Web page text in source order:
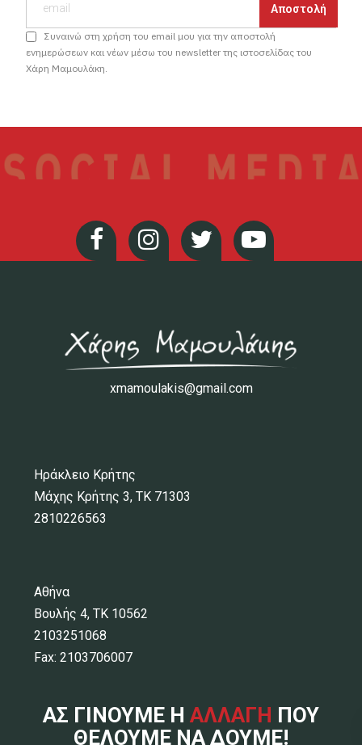
Συναινώ στη χρήση του email μου για την αποστολή
ενημερώσεων και νέων μέσω του newsletter της ιστοσελίδας του
Χάρη Μαμουλάκη.
xmamoulakis@gmail.com
Ηράκλειο Κρήτης
Μάχης Κρήτης 3, ΤΚ 71303
2810226563
Αθήνα
Βουλής 4, ΤΚ 10562
2103251068
Fax: 2103706007
ΑΣ ΓΙΝΟΥΜΕ Η ΑΛΛΑΓΗ ΠΟΥ
ΘΕΛΟΥΜΕ ΝΑ ΔΟΥΜΕ!